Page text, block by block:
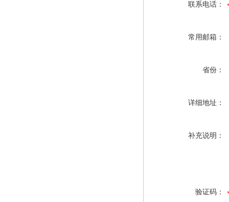
联系电话：
常用邮箱：
省份：
详细地址：
补充说明：
验证码：